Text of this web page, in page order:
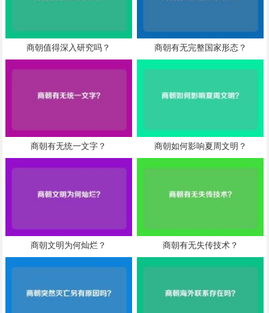
商朝值得深入研究吗？ 商朝有无完整国家形态？
商朝有无统一文字？ 商朝如何影响夏周文明？
商朝文明为何灿烂？ 商朝有无失传技术？